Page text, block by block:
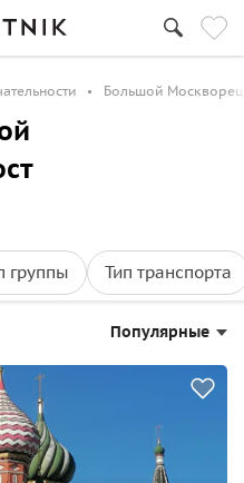
Большой
группы Тип транспорта
Популярные